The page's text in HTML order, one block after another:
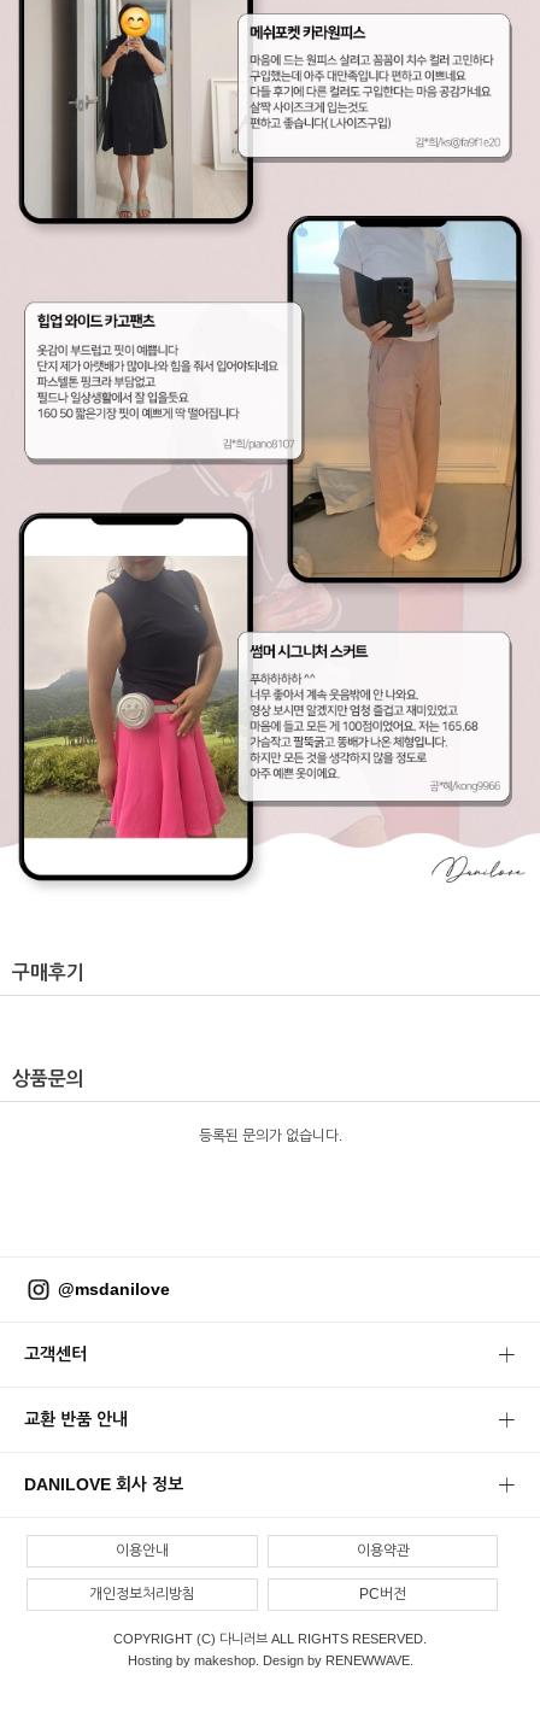
구매후기
상품문의
등록된 문의가 없습니다.
@msdanilove
고객센터
교환 반품 안내
DANILOVE 회사 정보
이용안내 이용약관
개인정보처리방침 PC버전
COPYRIGHT (C) 다니러브 ALL RIGHTS RESERVED.
Hosting by makeshop. Design by RENEWWAVE.